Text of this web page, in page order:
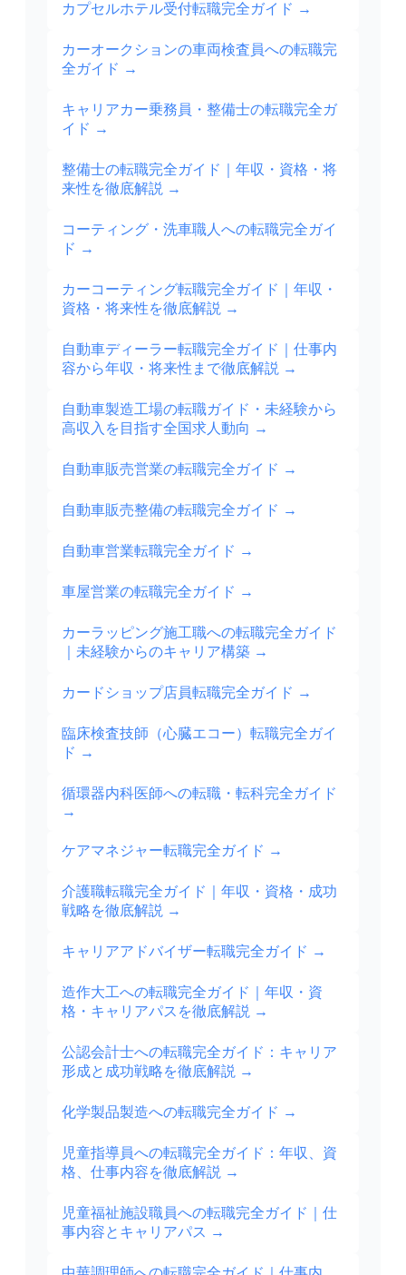
カプセルホテル受付転職完全ガイド →
カーオークションの車両検査員への転職完
全ガイド →
キャリアカー乗務員・整備士の転職完全ガ
イド →
整備士の転職完全ガイド｜年収・資格・将
来性を徹底解説 →
コーティング・洗車職人への転職完全ガイ
ド →
カーコーティング転職完全ガイド｜年収・
資格・将来性を徹底解説 →
自動車ディーラー転職完全ガイド｜仕事内
容から年収・将来性まで徹底解説 →
自動車製造工場の転職ガイド・未経験から
高収入を目指す全国求人動向 →
自動車販売営業の転職完全ガイド →
自動車販売整備の転職完全ガイド →
自動車営業転職完全ガイド →
車屋営業の転職完全ガイド →
カーラッピング施工職への転職完全ガイド
｜未経験からのキャリア構築 →
カードショップ店員転職完全ガイド →
臨床検査技師（心臓エコー）転職完全ガイ
ド →
循環器内科医師への転職・転科完全ガイド
→
ケアマネジャー転職完全ガイド →
介護職転職完全ガイド｜年収・資格・成功
戦略を徹底解説 →
キャリアアドバイザー転職完全ガイド →
造作大工への転職完全ガイド｜年収・資
格・キャリアパスを徹底解説 →
公認会計士への転職完全ガイド：キャリア
形成と成功戦略を徹底解説 →
化学製品製造への転職完全ガイド →
児童指導員への転職完全ガイド：年収、資
格、仕事内容を徹底解説 →
児童福祉施設職員への転職完全ガイド｜仕
事内容とキャリアパス →